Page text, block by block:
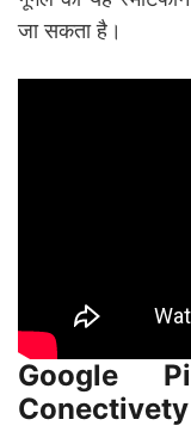
जा सकता है।
Google
Conectivety